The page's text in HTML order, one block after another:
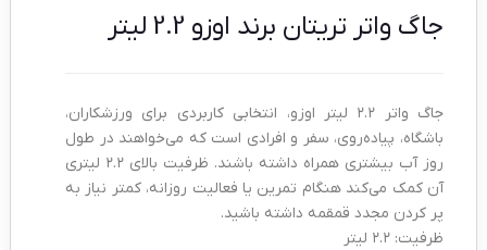
جاگ واتر تریتان برند اوزو 2.2 لیتر
جاگ واتر ۲.۲ لیتر اوزو، انتخابی کاربردی برای ورزشکاران،
باشگاه، پیاده‌روی، سفر و افرادی است که می‌خواهند در طول
روز آب بیشتری همراه داشته باشند. ظرفیت بالای ۲.۲ لیتری
آن کمک می‌کند هنگام تمرین یا فعالیت روزانه، کمتر نیاز به
پر کردن مجدد قمقمه داشته باشید.
ظرفیت: ۲.۲ لیتر